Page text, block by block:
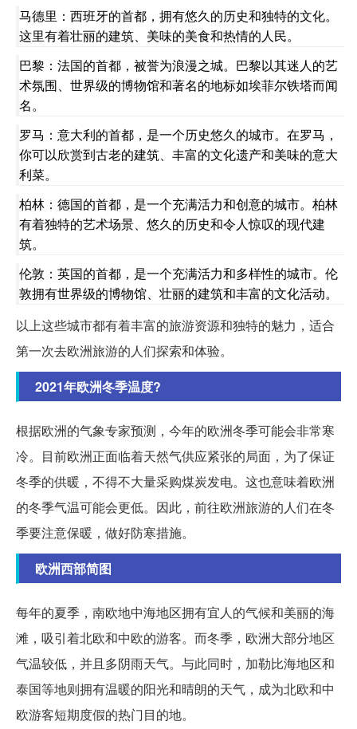
马德里：西班牙的首都，拥有悠久的历史和独特的文化。
这里有着壮丽的建筑、美味的美食和热情的人民。
巴黎：法国的首都，被誉为浪漫之城。巴黎以其迷人的艺
术氛围、世界级的博物馆和著名的地标如埃菲尔铁塔而闻
名。
罗马：意大利的首都，是一个历史悠久的城市。在罗马，
你可以欣赏到古老的建筑、丰富的文化遗产和美味的意大
利菜。
柏林：德国的首都，是一个充满活力和创意的城市。柏林
有着独特的艺术场景、悠久的历史和令人惊叹的现代建
筑。
伦敦：英国的首都，是一个充满活力和多样性的城市。伦
敦拥有世界级的博物馆、壮丽的建筑和丰富的文化活动。
以上这些城市都有着丰富的旅游资源和独特的魅力，适合
第一次去欧洲旅游的人们探索和体验。
2021年欧洲冬季温度?
根据欧洲的气象专家预测，今年的欧洲冬季可能会非常寒
冷。目前欧洲正面临着天然气供应紧张的局面，为了保证
冬季的供暖，不得不大量采购煤炭发电。这也意味着欧洲
的冬季气温可能会更低。因此，前往欧洲旅游的人们在冬
季要注意保暖，做好防寒措施。
欧洲西部简图
每年的夏季，南欧地中海地区拥有宜人的气候和美丽的海
滩，吸引着北欧和中欧的游客。而冬季，欧洲大部分地区
气温较低，并且多阴雨天气。与此同时，加勒比海地区和
泰国等地则拥有温暖的阳光和晴朗的天气，成为北欧和中
欧游客短期度假的热门目的地。